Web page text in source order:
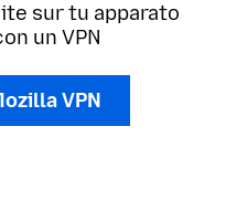
sur tu apparato
un VPN
VPN